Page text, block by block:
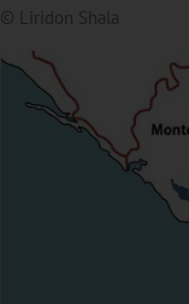
© Liridon Shala